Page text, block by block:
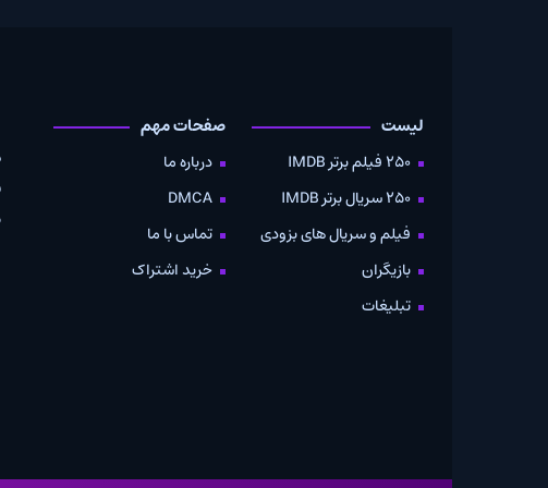
فیلم و سریال های بزودی
صفحات مهم
درباره ما
DMCA
تماس با ما
دانلود و
به صورت